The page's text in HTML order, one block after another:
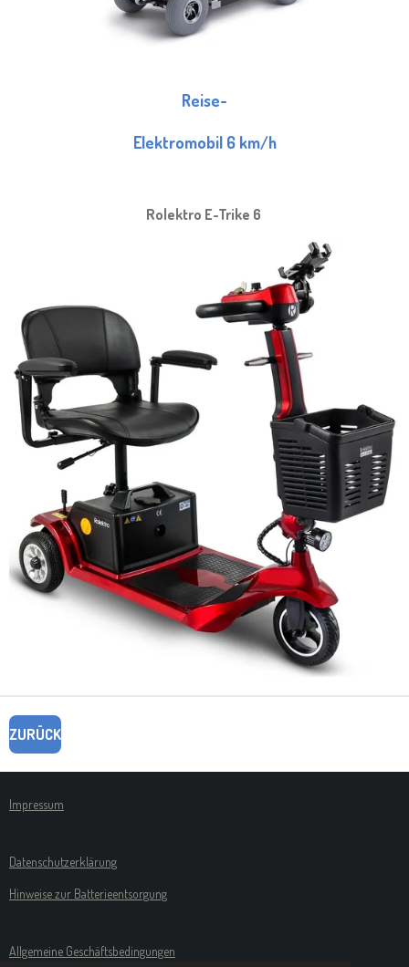
Reise-
Elektromobil 6 km/h
Rolektro E-Trike 6
ZURÜCK
Impressum
Datenschutzerklärung
Hinweise zur Batterieentsorgung
Allgemeine Geschäftsbedingungen